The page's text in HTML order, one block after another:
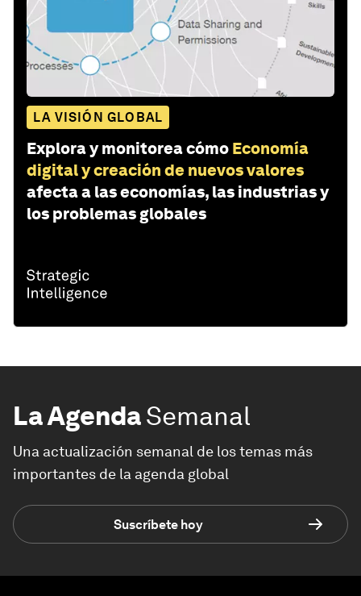
LA VISIÓN GLOBAL
Explora y monitorea cómo Economía
digital y creación de nuevos valores
afecta a las economías, las industrias y
los problemas globales
La AgendaSemanal
Una actualización semanal de los temas más
importantes de la agenda global
Suscríbete hoy